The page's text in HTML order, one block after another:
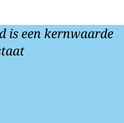
is een kernwaarde